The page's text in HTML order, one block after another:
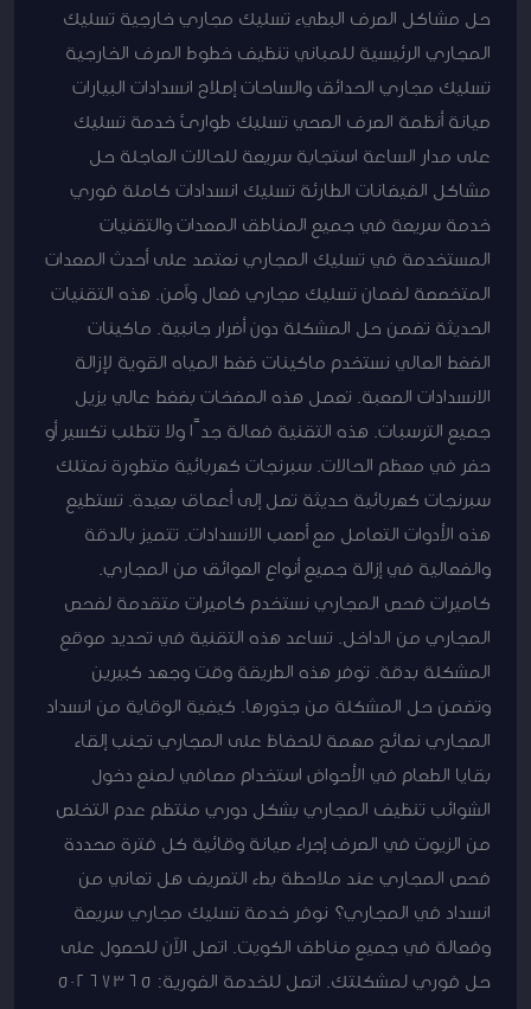
حل مشاكل الصرف البطيء تسليك مجاري خارجية تسليك
المجاري الرئيسية للمباني تنظيف خطوط الصرف الخارجية
تسليك مجاري الحدائق والساحات إصلاح انسدادات البيارات
صيانة أنظمة الصرف الصحي تسليك طوارئ خدمة تسليك
على مدار الساعة استجابة سريعة للحالات العاجلة حل
مشاكل الفيضانات الطارئة تسليك انسدادات كاملة فوري
خدمة سريعة في جميع المناطق المعدات والتقنيات
المستخدمة في تسليك المجاري نعتمد على أحدث المعدات
المتخصصة لضمان تسليك مجاري فعال وآمن. هذه التقنيات
الحديثة تضمن حل المشكلة دون أضرار جانبية. ماكينات
الضغط العالي نستخدم ماكينات ضغط المياه القوية لإزالة
الانسدادات الصعبة. تعمل هذه المضخات بضغط عالي يزيل
جميع الترسبات. هذه التقنية فعالة جدًا ولا تتطلب تكسير أو
حفر في معظم الحالات. سبرنجات كهربائية متطورة نمتلك
سبرنجات كهربائية حديثة تصل إلى أعماق بعيدة. تستطيع
هذه الأدوات التعامل مع أصعب الانسدادات. تتميز بالدقة
والفعالية في إزالة جميع أنواع العوائق من المجاري.
كاميرات فحص المجاري نستخدم كاميرات متقدمة لفحص
المجاري من الداخل. تساعد هذه التقنية في تحديد موقع
المشكلة بدقة. توفر هذه الطريقة وقت وجهد كبيرين
وتضمن حل المشكلة من جذورها. كيفية الوقاية من انسداد
المجاري نصائح مهمة للحفاظ على المجاري تجنب إلقاء
بقايا الطعام في الأحواض استخدام مصافي لمنع دخول
الشوائب تنظيف المجاري بشكل دوري منتظم عدم التخلص
من الزيوت في الصرف إجراء صيانة وقائية كل فترة محددة
فحص المجاري عند ملاحظة بطء التصريف هل تعاني من
انسداد في المجاري؟ نوفر خدمة تسليك مجاري سريعة
وفعالة في جميع مناطق الكويت. اتصل الآن للحصول على
حل فوري لمشكلتك. اتصل للخدمة الفورية: 50267365